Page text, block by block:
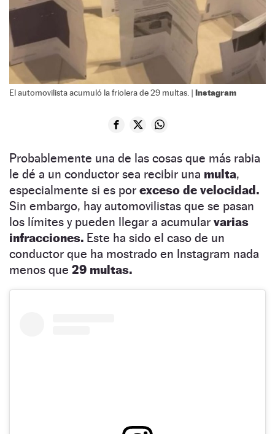
El automovilista acumuló la friolera de 29 multas. | Instagram
Probablemente una de las cosas que más rabia
le dé a un conductor sea recibir una multa,
especialmente si es por exceso de velocidad.
Sin embargo, hay automovilistas que se pasan
los límites y pueden llegar a acumular varias
infracciones. Este ha sido el caso de un
conductor que ha mostrado en Instagram nada
menos que 29 multas.